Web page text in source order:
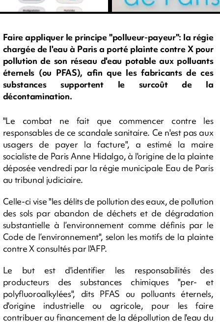
Faire appliquer le principe "pollueur-payeur": la régie
chargée de l'eau à Paris a porté plainte contre X pour
pollution de son réseau d'eau potable aux polluants
éternels (ou PFAS), afin que les fabricants de ces
substances supportent le surcoût de la
décontamination.
"Le combat ne fait que commencer contre les
responsables de ce scandale sanitaire. Ce n'est pas aux
usagers de payer la facture", a estimé la maire
socialiste de Paris Anne Hidalgo, à l'origine de la plainte
déposée vendredi par la régie municipale Eau de Paris
au tribunal judiciaire.
Celle-ci vise "les délits de pollution des eaux, de pollution
des sols par abandon de déchets et de dégradation
substantielle à l’environnement comme définis par le
Code de l’environnement", selon les motifs de la plainte
contre X consultés par l'AFP.
Le but est d'identifier les responsabilités des
producteurs des substances chimiques "per- et
polyfluoroalkylées", dits PFAS ou polluants éternels,
d'origine industrielle ou agricole, pour les faire
contribuer au financement de la dépollution de l'eau du